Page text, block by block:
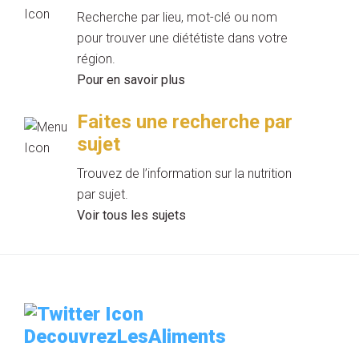
Recherche par lieu, mot-clé ou nom
pour trouver une diététiste dans votre
région.
Pour en savoir plus
Faites une recherche par
sujet
Trouvez de l’information sur la nutrition
par sujet.
Voir tous les sujets
DecouvrezLesAliments